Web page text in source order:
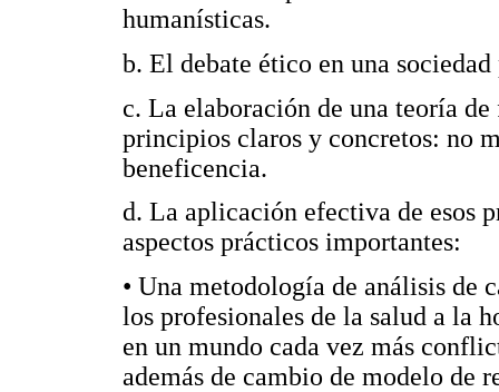
humanísticas.
b. El debate ético en una
c. La elaboración de una teoría
principios claros y concretos: no
beneficencia.
d. La aplicación efectiva de esos
aspectos prácticos importantes:
• Una metodología de análisis de
los profesionales de la salud a la
en un mundo cada vez más
además de cambio de modelo de